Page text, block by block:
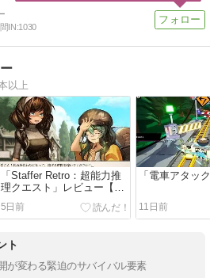
IN:1030
以上
「Staffer Retro：超能力推
理クエスト」レビュー【ネ
タバレ有り】
5日前
「電車アタッ
11日前
ト
が変わる緊迫のサバイバル要素